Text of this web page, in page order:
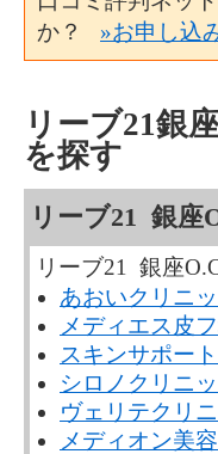
か？ »お申し込
リーブ21銀
を探す
リーブ21 銀座
リーブ21 銀座
あおいクリニ
メディエス皮
スキンサポー
シロノクリニ
ヴェリテクリ
メディオン美